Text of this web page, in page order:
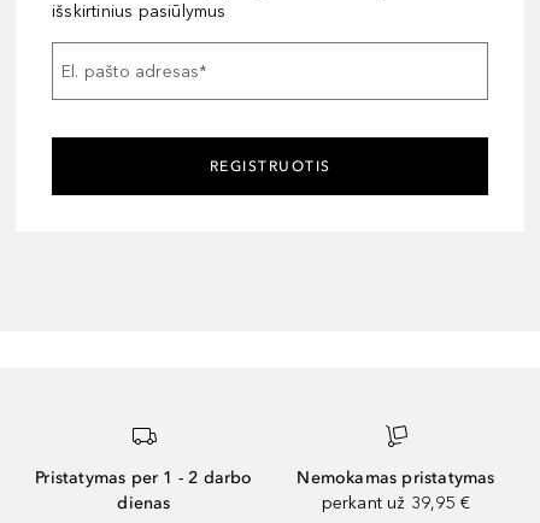
išskirtinius pasiūlymus
El. pašto adresas*
REGISTRUOTIS
Pristatymas per 1 - 2 darbo
dienas
Nemokamas pristatymas
perkant už 39,95 €